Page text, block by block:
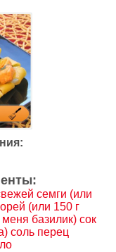
семги (или
(или 150 г
меня базилик) сок
соль перец